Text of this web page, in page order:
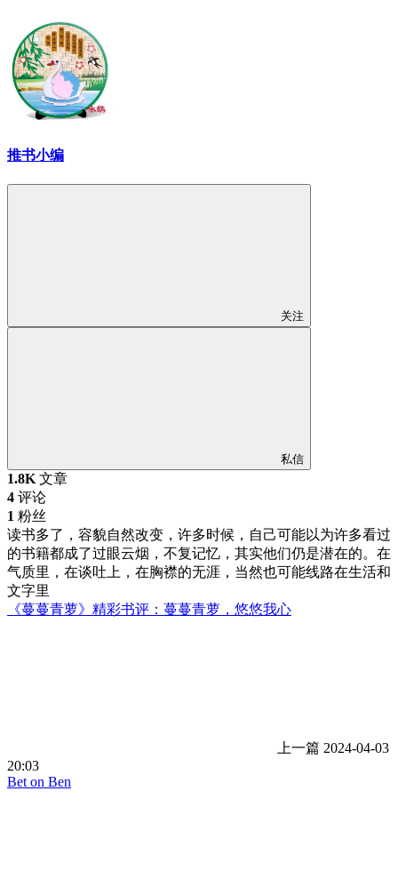
推书小编
关注
私信
1.8K 文章
4 评论
1 粉丝
读书多了，容貌自然改变，许多时候，自己可能以为许多看过
的书籍都成了过眼云烟，不复记忆，其实他们仍是潜在的。在
气质里，在谈吐上，在胸襟的无涯，当然也可能线路在生活和
文字里
《蔓蔓青萝》精彩书评：蔓蔓青萝，悠悠我心
上一篇 2024-04-03
20:03
Bet on Ben